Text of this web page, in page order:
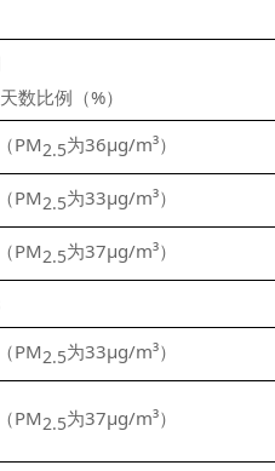
数比例（%）
PM2.5为36μg/m³）
PM2.5为33μg/m³）
PM2.5为37μg/m³）
PM2.5为33μg/m³）
PM2.5为37μg/m³）